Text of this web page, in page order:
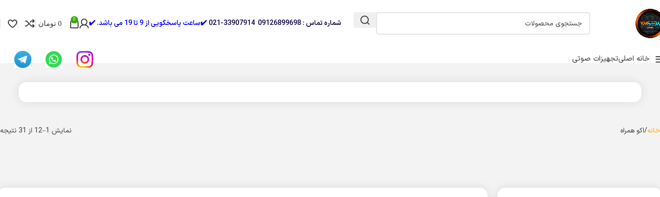
شماره تماس : 09126899698 33907914-021 ✔️ساعت پاسخگویی از 9 تا 19 می باشد. ✔️ 0
0 تومان
خانه اصلیتجهیزات صوتی
خانه اکو همراه نمایش 1–12 از 31 نتیجه